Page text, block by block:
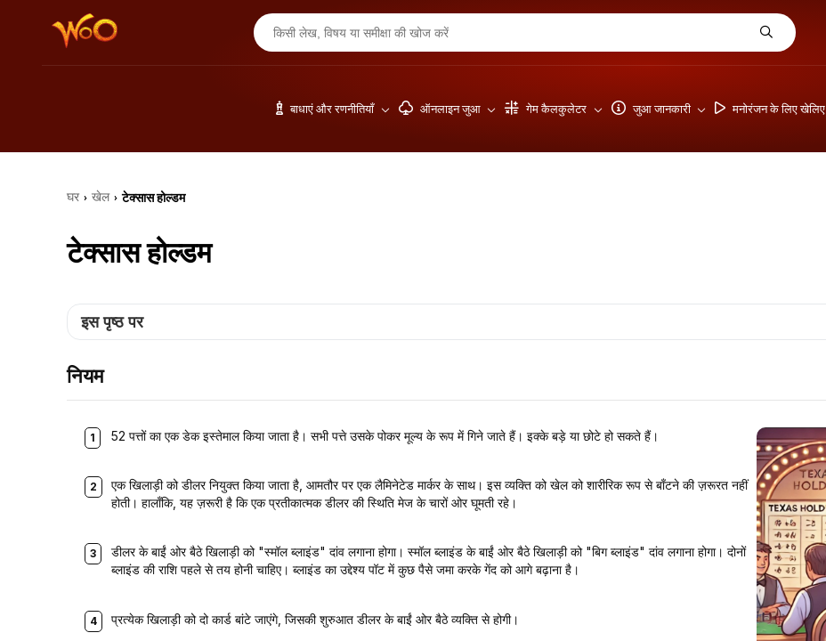
बाधाएं और रणनीतियाँ ऑनलाइन जुआ गेम कैलकुलेटर जुआ जानकारी मनोरंजन के लिए खेलिए
घर › खेल › टेक्सास होल्डम
टेक्सास होल्डम
इस पृष्ठ पर
नियम
52 पत्तों का एक डेक इस्तेमाल किया जाता है। सभी पत्ते उसके पोकर मूल्य के रूप में गिने जाते हैं। इक्के बड़े या छोटे हो सकते हैं।
एक खिलाड़ी को डीलर नियुक्त किया जाता है, आमतौर पर एक लैमिनेटेड मार्कर के साथ। इस व्यक्ति को खेल को शारीरिक रूप से बाँटने की ज़रूरत नहीं
होती। हालाँकि, यह ज़रूरी है कि एक प्रतीकात्मक डीलर की स्थिति मेज के चारों ओर घूमती रहे।
डीलर के बाईं ओर बैठे खिलाड़ी को "स्मॉल ब्लाइंड" दांव लगाना होगा। स्मॉल ब्लाइंड के बाईं ओर बैठे खिलाड़ी को "बिग ब्लाइंड" दांव लगाना होगा। दोनों
ब्लाइंड की राशि पहले से तय होनी चाहिए। ब्लाइंड का उद्देश्य पॉट में कुछ पैसे जमा करके गेंद को आगे बढ़ाना है।
प्रत्येक खिलाड़ी को दो कार्ड बांटे जाएंगे, जिसकी शुरुआत डीलर के बाईं ओर बैठे व्यक्ति से होगी।